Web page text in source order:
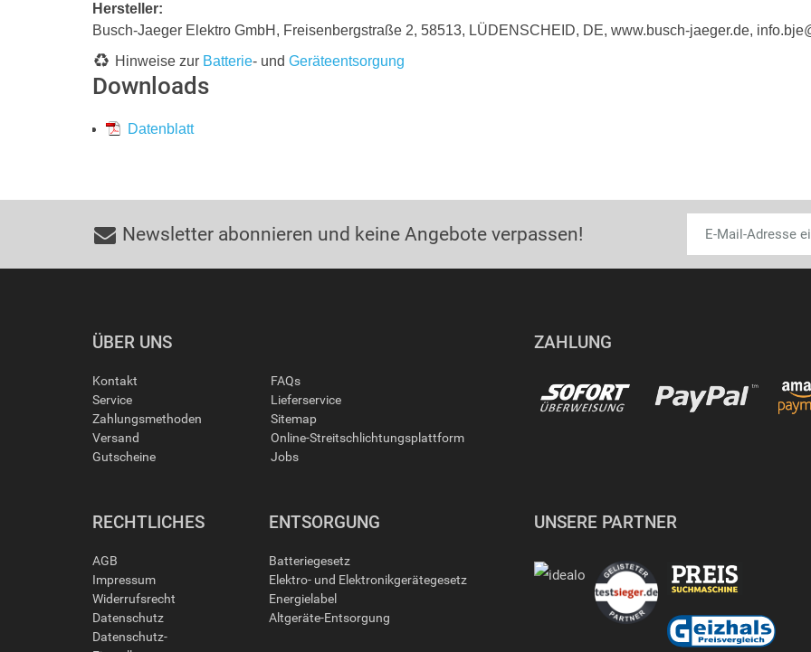
Hersteller:
Busch-Jaeger Elektro GmbH, Freisenbergstraße 2, 58513, LÜDENSCHEID, DE, www.busch-jaeger.de,
Hinweise zur Batterie- und Geräteentsorgung
Downloads
Datenblatt
Newsletter abonnieren und keine Angebote verpassen!
ÜBER UNS
Kontakt
Service
Zahlungsmethoden
Versand
Gutscheine
FAQs
Lieferservice
Sitemap
Online-Streitschlichtungsplattform
Jobs
ZAHLUNG
RECHTLICHES
AGB
Impressum
Widerrufsrecht
Datenschutz
Datenschutz-
ENTSORGUNG
Batteriegesetz
Elektro- und Elektronikgerätegesetz
Energielabel
Altgeräte-Entsorgung
UNSERE PARTNER